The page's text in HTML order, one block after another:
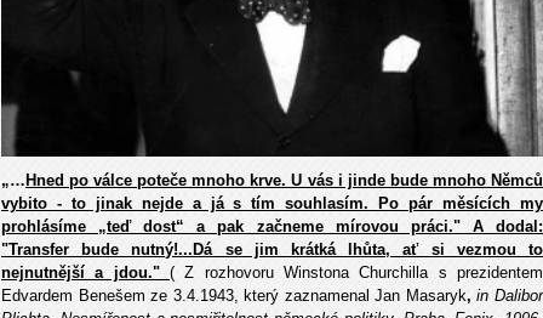
„… Hned po válce poteče mnoho krve. U vás i jinde bude mnoho Němců
vybito - to jinak nejde a já s tím souhlasím. Po pár měsících my
prohlásíme „teď dost“ a pak začneme mírovou práci." A dodal:
"Transfer bude nutný!...Dá se jim krátká lhůta, ať si vezmou to
nejnutnější a jdou." ( Z rozhovoru Winstona Churchilla s prezidentem
Edvardem Benešem ze 3.4.1943, který zaznamenal Jan Masaryk, in Dalibor